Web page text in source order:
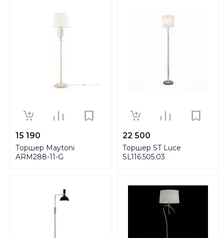
15 190
Торшер Maytoni
ARM288-11-G
22 500
Торшер ST Luce
SL116.505.03